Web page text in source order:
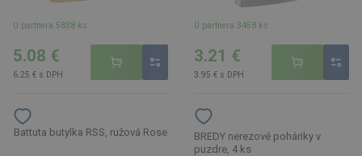
U partnera 5838 ks
5.08 €
6.25 € s DPH
U partnera 3458 ks
3.21 €
3.95 € s DPH
Battuta butylka RSS, ružová Rose
BREDY nerezové poháriky v
puzdre, 4 ks